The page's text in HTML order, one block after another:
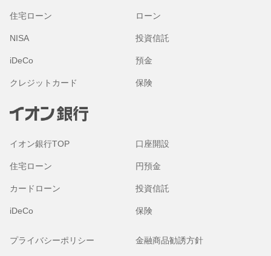
住宅ローン ローン
NISA 投資信託
iDeCo 預金
クレジットカード 保険
イオン銀行TOP 口座開設
住宅ローン 円預金
カードローン 投資信託
iDeCo 保険
プライバシーポリシー 金融商品勧誘方針